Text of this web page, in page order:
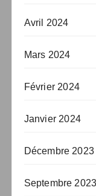
Avril 2024
Mars 2024
Février 2024
Janvier 2024
Décembre 2023
Septembre 2023